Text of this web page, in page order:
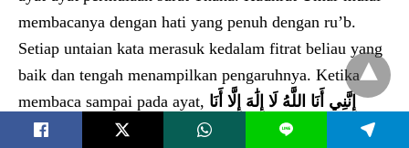
membacanya dengan hati yang penuh dengan ru’b.
Setiap untaian kata merasuk kedalam fitrat beliau yang
baik dan tengah menampilkan pengaruhnya. Ketika
membaca sampai pada ayat, إِنَّنِي أَنَا اللَّهُ لَا إِلَٰهَ إِلَّا أَنَا
فَاعْبُدْنِي وَأَقِمِ الصَّلَاةَ لِذِكْرِي () إِنَّ السَّاعَةَ آتِيَةٌ أَكَادُ
L